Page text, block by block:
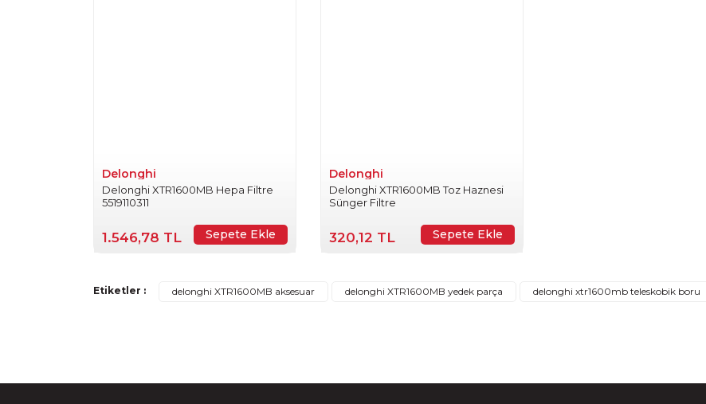
Delonghi
Delonghi XTR1600MB Hepa Filtre
5519110311
1.546,78 TL Sepete Ekle
Delonghi
Delonghi XTR1600MB Toz Haznesi
Sünger Filtre
320,12 TL Sepete Ekle
Etiketler : delonghi XTR1600MB aksesuar delonghi XTR1600MB yedek parça delonghi xtr1600mb teleskobik boru